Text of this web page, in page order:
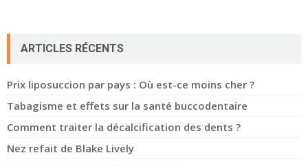
ARTICLES RÉCENTS
Prix liposuccion par pays : Où est-ce moins cher ?
Tabagisme et effets sur la santé buccodentaire
Comment traiter la décalcification des dents ?
Nez refait de Blake Lively